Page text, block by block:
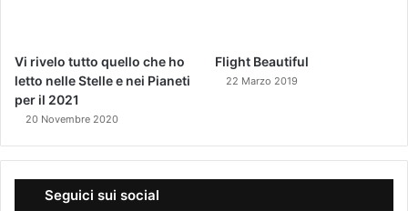
Vi rivelo tutto quello che ho
letto nelle Stelle e nei Pianeti
per il 2021
20 Novembre 2020
Flight Beautiful
22 Marzo 2019
Seguici sui social